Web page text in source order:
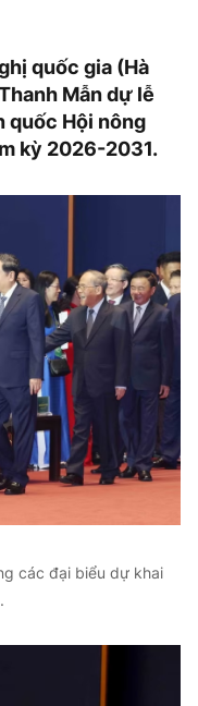
quốc gia (Hà
Mẫn dự lễ
quốc Hội nông
kỳ 2026-2031.
các đại biểu dự khai